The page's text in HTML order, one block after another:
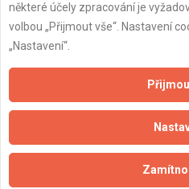
některé účely zpracování je
volbou „Přijmout vše“. Nastavení
„Nastavení“.